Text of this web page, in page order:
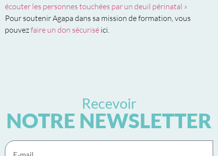
écouter les personnes touchées par un deuil périnatal »
Pour soutenir Agapa dans sa mission de formation, vous
pouvezfaire un don sécurisé ici.
Recevoir
NOTRE NEWSLETTER